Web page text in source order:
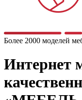
Более 2000 моделей
Интернет